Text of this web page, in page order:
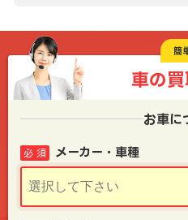
簡
車の
お車に
メーカー・車種
必 須